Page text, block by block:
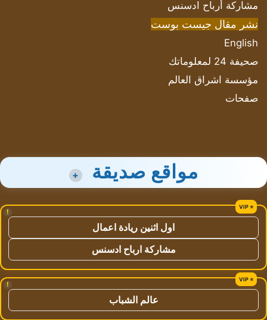
مشاركة أرباح ادسنس
نشر مقال جيست بوست
English
صحيفة 24 لمعلوماتك
مؤسسة اشراق العالم
صفحات
مواقع صديقة +
!
اول اثنين ريادة اعمال
مشاركة ارباح ادسنس
!
عالم الشباب